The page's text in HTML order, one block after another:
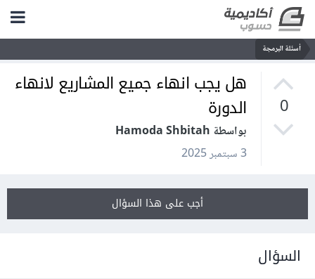
أسئلة البرمجة
0
هل يجب انهاء جميع المشاريع لانهاء
الدورة
بواسطة Hamoda Shbitah
3 سبتمبر 2025
أجب على هذا السؤال
السؤال